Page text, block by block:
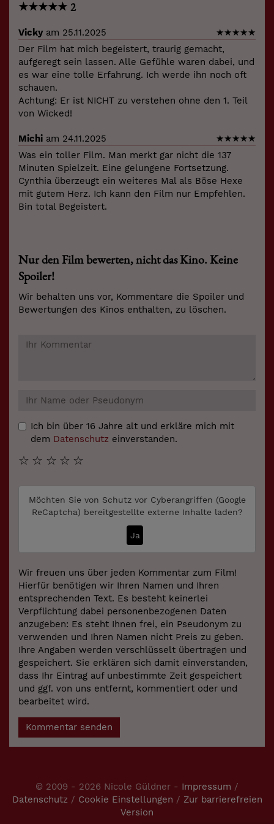
★★★★★ 2
Vickyam 25.11.2025 ★★★★★
Der Film hat mich begeistert, traurig gemacht,
aufgeregt sein lassen. Alle Gefühle waren dabei, und
es war eine tolle Erfahrung. Ich werde ihn noch oft
schauen.
Achtung: Er ist NICHT zu verstehen ohne den 1. Teil
von Wicked!
Michi am 24.11.2025 ★★★★★
Was ein toller Film. Man merkt gar nicht die 137
Minuten Spielzeit. Eine gelungene Fortsetzung.
Cynthia überzeugt ein weiteres Mal als Böse Hexe
mit gutem Herz. Ich kann den Film nur Empfehlen.
Bin total Begeistert.
Nur den Film bewerten, nicht das Kino. Keine
Spoiler!
Wir behalten uns vor, Kommentare die Spoiler und
Bewertungen des Kinos enthalten, zu löschen.
Ich bin über 16 Jahre alt und erkläre mich mit
dem Datenschutz einverstanden.
☆
☆
☆
☆
☆
Möchten Sie von Schutz vor Cyberangriffen (Google
ReCaptcha) bereitgestellte externe Inhalte laden?
Ja
Wir freuen uns über jeden Kommentar zum Film!
Hierfür benötigen wir Ihren Namen und Ihren
entsprechenden Text. Es besteht keinerlei
Verpflichtung dabei personenbezogenen Daten
anzugeben: Es steht Ihnen frei, ein Pseudonym zu
verwenden und Ihren Namen nicht Preis zu geben.
Ihre Angaben werden verschlüsselt übertragen und
gespeichert. Sie erklären sich damit einverstanden,
dass Ihr Eintrag auf unbestimmte Zeit gespeichert
und ggf. von uns entfernt, kommentiert oder und
bearbeitet wird.
Kommentar senden
© 2009 - 2026 Nicole Güldner - Impressum /
Datenschutz / Cookie Einstellungen / Zur barrierefreien
Version